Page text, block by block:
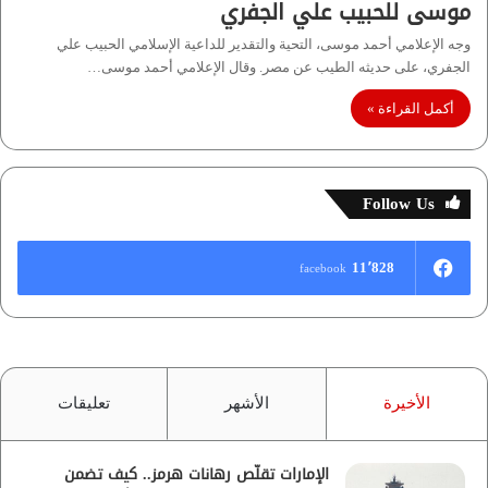
موسى للحبيب علي الجفري
وجه الإعلامي أحمد موسى، التحية والتقدير للداعية الإسلامي الحبيب علي
الجفري، على حديثه الطيب عن مصر. وقال الإعلامي أحمد موسى…
أكمل القراءة »
Follow Us
11٬828 facebook
الأخيرة الأشهر تعليقات
الإمارات تقلّص رهانات هرمز.. كيف تضمن